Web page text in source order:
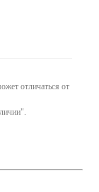
отличаться от